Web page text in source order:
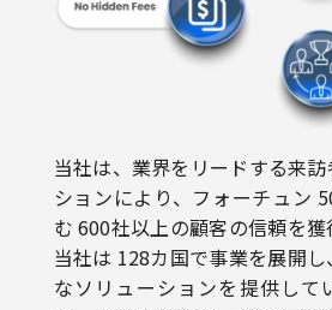
当社は、業界をリードする来訪
む 600社以上の顧客の信頼を
当社は 128カ国で事業を展開
なソリューションを提供して
は、来訪者数計測、待ち行列
析、ヒートマップ、店頭分析な